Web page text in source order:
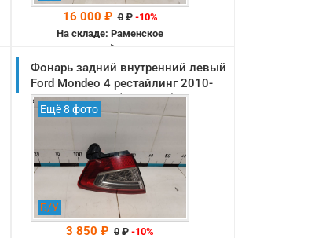
16 000 ₽ 0₽ -10%
На складе: Раменское
-->
Фонарь задний внутренний левый
Ford Mondeo 4 рестайлинг 2010-
2014 оригинал (1744244)
Ещё 8 фото
Б/У
3 850 ₽ 0 ₽ -10%